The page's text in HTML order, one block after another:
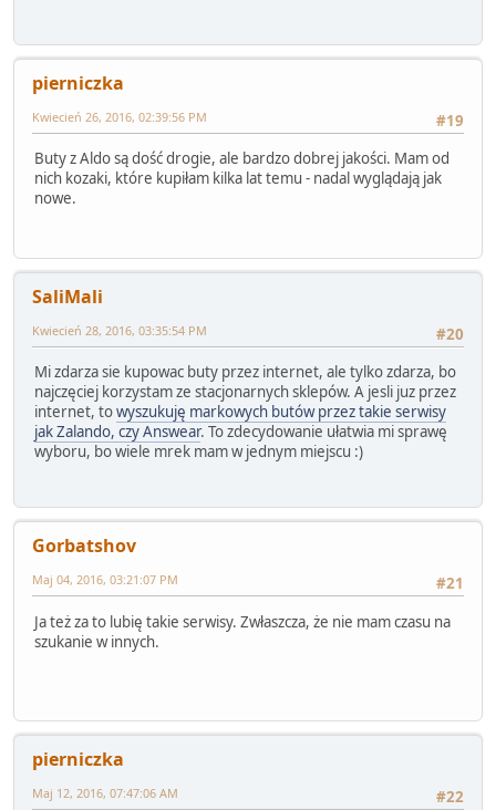
pierniczka
#19
Kwiecień 26, 2016, 02:39:56 PM
Buty z Aldo są dość drogie, ale bardzo dobrej jakości. Mam od
nich kozaki, które kupiłam kilka lat temu - nadal wyglądają jak
nowe.
SaliMali
#20
Kwiecień 28, 2016, 03:35:54 PM
Mi zdarza sie kupowac buty przez internet, ale tylko zdarza, bo
najczęciej korzystam ze stacjonarnych sklepów. A jesli juz przez
internet, towyszukuję markowych butów przez takie serwisy
jak Zalando, czy Answear. To zdecydowanie ułatwia mi sprawę
wyboru, bo wiele mrek mam w jednym miejscu :)
Gorbatshov
#21
Maj 04, 2016, 03:21:07 PM
Ja też za to lubię takie serwisy. Zwłaszcza, że nie mam czasu na
szukanie w innych.
pierniczka
#22
Maj 12, 2016, 07:47:06 AM